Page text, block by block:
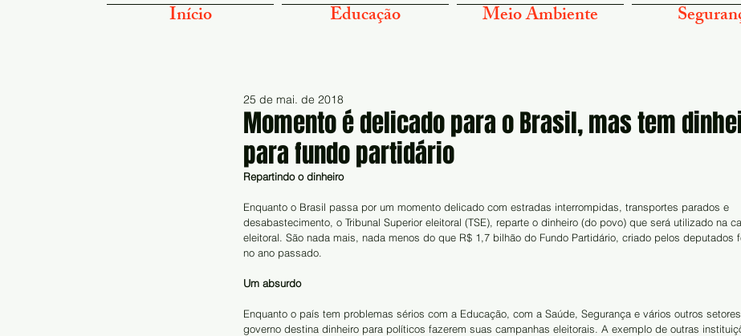
Início Educação Meio Ambiente
Momento é delicado para o Brasil, mas tem
para fundo partidário
25 de mai. de 2018
Repartindo o dinheiro
Enquanto o Brasil passa por um momento delicado com estradas interrompidas, transportes parados e
desabastecimento, o Tribunal Superior eleitoral (TSE), reparte o dinheiro (do povo) que será utilizado na
eleitoral. São nada mais, nada menos do que R$ 1,7 bilhão do Fundo Partidário, criado pelos deputados
no ano passado.
Um absurdo
Enquanto o país tem problemas sérios com a Educação, com a Saúde, Segurança e vários outros
governo destina dinheiro para políticos fazerem suas campanhas eleitorais. A exemplo de outras